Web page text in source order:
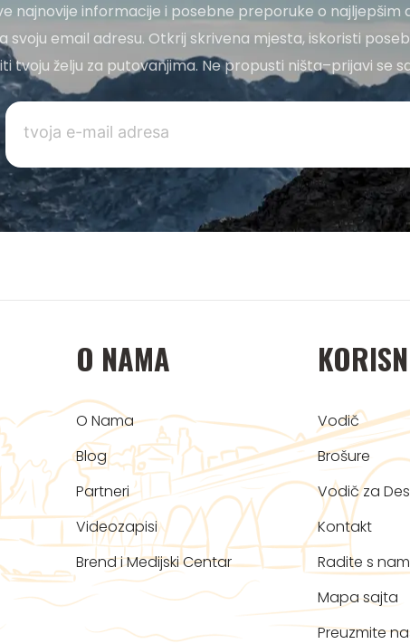
najnovije informacije i posebne preporuke o najljepšim
svoju email adresu. Otkrij skrivena mjesta, iskoristi
tvoju želju za putovanjima. Ne propusti ništa–prijavi se
O NAMA
O Nama
Blog
Partneri
Videozapisi
Brend i Medijski Centar
Vodič
Brošure
Vodič za
Kontakt
Radite s
Mapa sajta
Preuzmite